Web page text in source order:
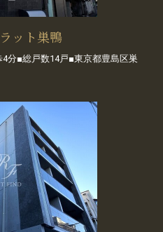
ット巣鴨
分■総戸数14戸■東京都豊島区巣